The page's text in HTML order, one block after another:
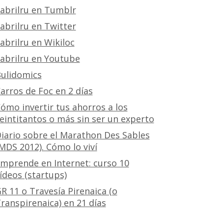
en Tumblr
en Twitter
en Wikiloc
en Youtube
de Foc en 2 días
invertir tus ahorros a los
o más sin ser un experto
sobre el Marathon Des Sables
2012). Cómo lo viví
en Internet: curso 10
(startups)
11 o Travesía Pirenaica (o
en 21 días